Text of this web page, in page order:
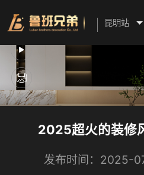
昆明站
2025超火的装
发布时间：2025-